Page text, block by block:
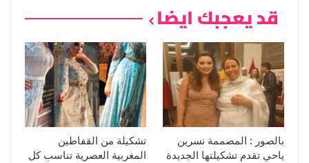
قد يعجبك ايضا
بالصور : المصممة نسرين
ياحي تقدم تشكيلتها الجديدة
تشكيلة من القفاطين
المغربية العصرية تناسب كل